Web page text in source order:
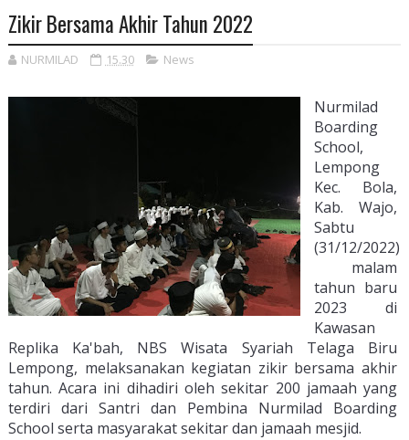
Zikir Bersama Akhir Tahun 2022
NURMILAD 15.30 News
Nurmilad
Boarding
School,
Lempong
Kec. Bola,
Kab. Wajo,
Sabtu
(31/12/2022)
malam
tahun baru
2023 di
Kawasan
Replika Ka'bah, NBS Wisata Syariah Telaga Biru
Lempong, melaksanakan kegiatan zikir bersama akhir
tahun. Acara ini dihadiri oleh sekitar 200 jamaah yang
terdiri dari Santri dan Pembina Nurmilad Boarding
School serta masyarakat sekitar dan jamaah mesjid.